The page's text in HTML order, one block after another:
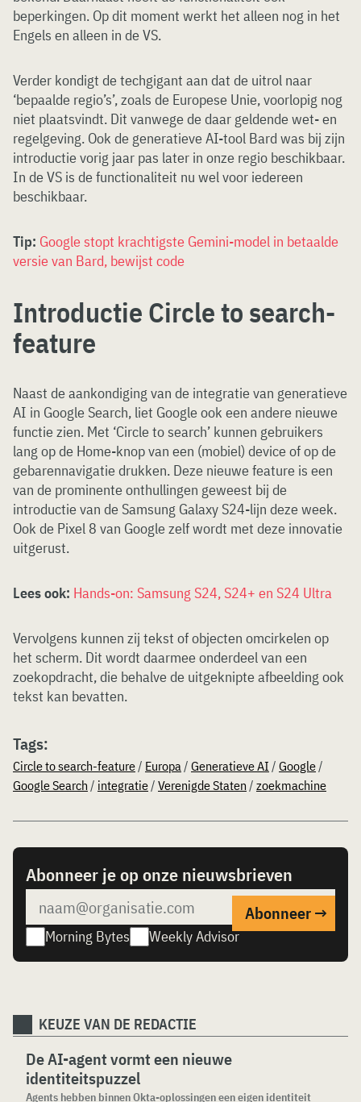
beperkingen. Op dit moment werkt het alleen nog in het
Engels en alleen in de VS.
Verder kondigt de techgigant aan dat de uitrol naar
‘bepaalde regio’s’, zoals de Europese Unie, voorlopig nog
niet plaatsvindt. Dit vanwege de daar geldende wet- en
regelgeving. Ook de generatieve AI-tool Bard was bij zijn
introductie vorig jaar pas later in onze regio beschikbaar.
In de VS is de functionaliteit nu wel voor iedereen
beschikbaar.
Tip: Google stopt krachtigste Gemini-model in betaalde
versie van Bard, bewijst code
Introductie Circle to search-
feature
Naast de aankondiging van de integratie van generatieve
AI in Google Search, liet Google ook een andere nieuwe
functie zien. Met ‘Circle to search’ kunnen gebruikers
lang op de Home-knop van een (mobiel) device of op de
gebarennavigatie drukken. Deze nieuwe feature is een
van de prominente onthullingen geweest bij de
introductie van de Samsung Galaxy S24-lijn deze week.
Ook de Pixel 8 van Google zelf wordt met deze innovatie
uitgerust.
Lees ook: Hands-on: Samsung S24, S24+ en S24 Ultra
Vervolgens kunnen zij tekst of objecten omcirkelen op
het scherm. Dit wordt daarmee onderdeel van een
zoekopdracht, die behalve de uitgeknipte afbeelding ook
tekst kan bevatten.
Tags:
Circle to search-feature/ Europa/ Generatieve AI / Google/
Google Search / integratie/ Verenigde Staten / zoekmachine
Abonneer je op onze nieuwsbrieven
Morning Bytes Weekly Advisor
KEUZE VAN DE REDACTIE
De AI-agent vormt een nieuwe
identiteitspuzzel
Agents hebben binnen Okta-oplossingen een eigen identiteit